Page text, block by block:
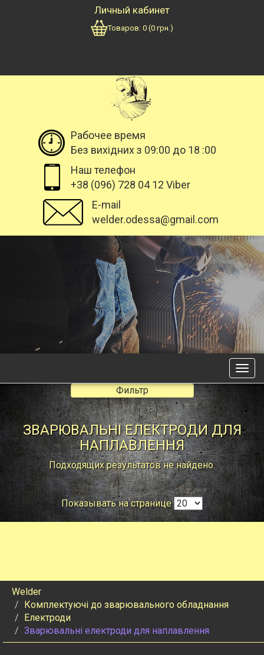
Личный кабинет
Товаров: 0 (0 грн.)
Рабочее время
Без вихідних з 09:00 до 18 :00
Наш телефон
+38 (096) 728 04 12 Viber
E-mail
welder.odessa@gmail.com
Фильтр
ЗВАРЮВАЛЬНІ ЕЛЕКТРОДИ ДЛЯ
НАПЛАВЛЕННЯ
Подходящих результатов не найдено.
Показывать на странице
Welder
Комплектуючі до зварювального обладнання
Електроди
Зварювальні електроди для наплавлення